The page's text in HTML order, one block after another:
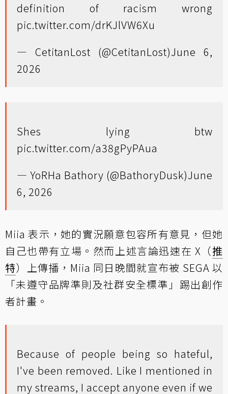
definition of racism wrong
pic.twitter.com/drKJlVW6Xu
— CetitanLost (@CetitanLost)June 6,
2026
Shes lying btw
pic.twitter.com/a38gPyPAua
— YoRHa Bathory (@BathoryDusk)June
6, 2026
Miia 表示，她的實況願意包容所有意見，但她
自己也帶有立場。然而上述言論迅速在 X（推
特）上傳播，Miia 同日晚間就宣布被 SEGA 以
「未遵守品牌準則及社群安全標準」踢出創作
者計畫。
Because of people being so hateful,
I've been removed. Like I mentioned in
my streams, I accept anyone even if we